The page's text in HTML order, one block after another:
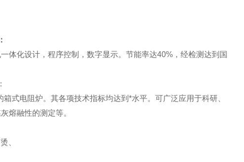
体化设计，程序控制，数字显示。节能率达40%，经检测达到国
式电阻炉。其各项技术指标均达到*水平。可广泛应用于科研、
熔融性的测定等。
、